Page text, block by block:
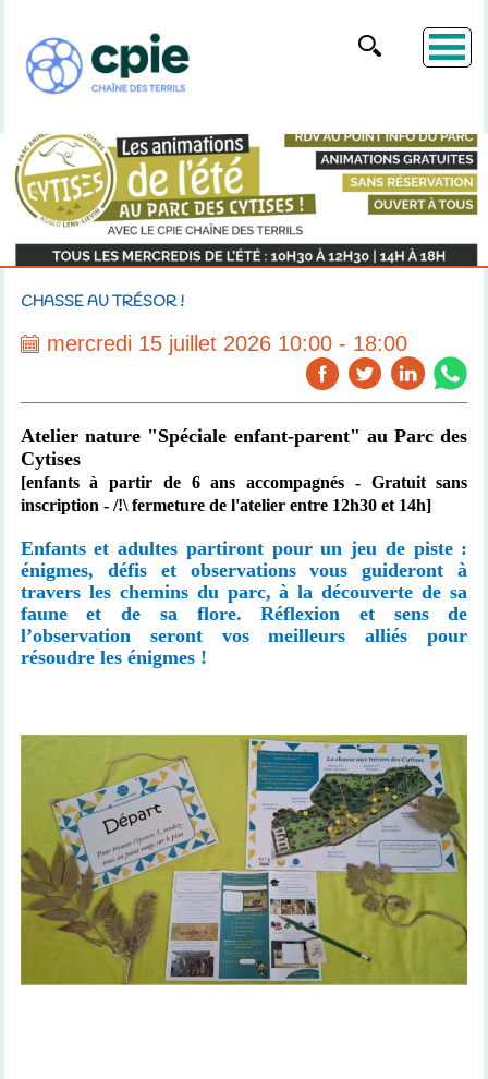
CHASSE AU TRÉSOR !
mercredi 15 juillet 2026 10:00 - 18:00
Atelier nature "Spéciale enfant-parent" au Parc des
Cytises
[enfants à partir de 6 ans accompagnés - Gratuit sans
inscription - /!\ fermeture de l'atelier entre 12h30 et 14h]
Enfants et adultes partiront pour un jeu de piste :
énigmes, défis et observations vous guideront à
travers les chemins du parc, à la découverte de sa
faune et de sa flore. Réflexion et sens de
l’observation seront vos meilleurs alliés pour
résoudre les énigmes !